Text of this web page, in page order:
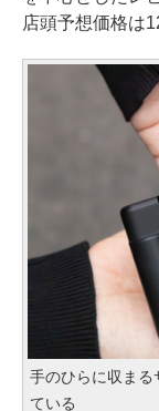
店頭予想価格は
手のひらに収まる
ている